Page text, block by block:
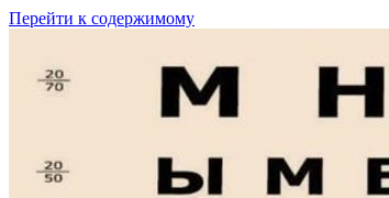
Перейти к содержимому